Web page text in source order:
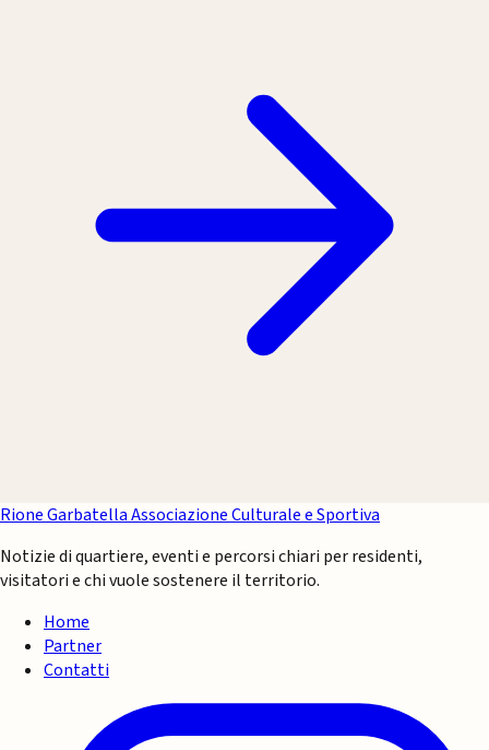
Rione GarbatellaAssociazione Culturale e Sportiva
Notizie di quartiere, eventi e percorsi chiari per residenti,
visitatori e chi vuole sostenere il territorio.
Home
Partner
Contatti